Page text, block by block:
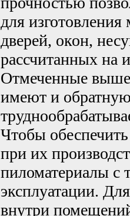
для
дверей, окон,
рассчитанных на
Отмеченные выше
имеют и
Чтобы
при их
пиломатериалы с
эксплуатации.
внутри